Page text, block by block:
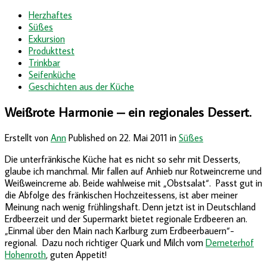
Herzhaftes
Süßes
Exkursion
Produkttest
Trinkbar
Seifenküche
Geschichten aus der Küche
Weißrote Harmonie – ein regionales Dessert.
Erstellt von Ann Published on 22. Mai 2011 in Süßes
Die unterfränkische Küche hat es nicht so sehr mit Desserts,
glaube ich manchmal. Mir fallen auf Anhieb nur Rotweincreme und
Weißweincreme ab. Beide wahlweise mit „Obstsalat“. Passt gut in
die Abfolge des fränkischen Hochzeitessens, ist aber meiner
Meinung nach wenig frühlingshaft. Denn jetzt ist in Deutschland
Erdbeerzeit und der Supermarkt bietet regionale Erdbeeren an.
„Einmal über den Main nach Karlburg zum Erdbeerbauern“-
regional. Dazu noch richtiger Quark und Milch vom Demeterhof
Hohenroth, guten Appetit!